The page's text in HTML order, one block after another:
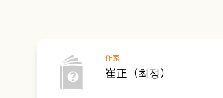
作家
崔正（최정）